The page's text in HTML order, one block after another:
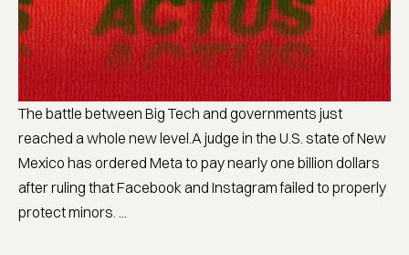
The battle between Big Tech and governments just
reached a whole new level.A judge in the U.S. state of New
Mexico has ordered Meta to pay nearly one billion dollars
after ruling that Facebook and Instagram failed to properly
protect minors. ...